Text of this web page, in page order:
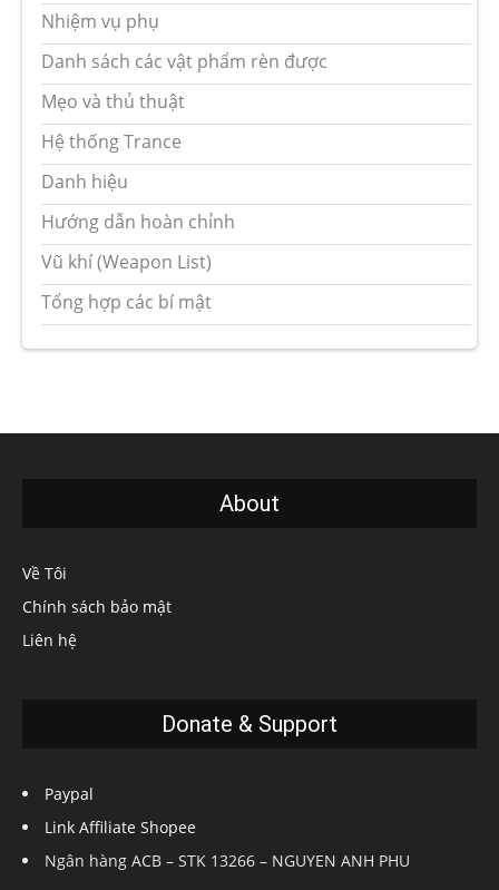
Nhiệm vụ phụ
Danh sách các vật phẩm rèn được
Mẹo và thủ thuật
Hệ thống Trance
Danh hiệu
Hướng dẫn hoàn chỉnh
Vũ khí (Weapon List)
Tổng hợp các bí mật
About
Về Tôi
Chính sách bảo mật
Liên hệ
Donate & Support
Paypal
Link Affiliate Shopee
Ngân hàng ACB – STK 13266 – NGUYEN ANH PHU